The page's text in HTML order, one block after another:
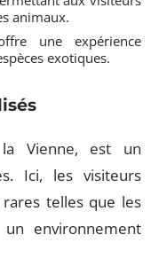
animaux.
une expérience
exotiques.
Vienne, est un
Ici, les visiteurs
telles que les
environnement